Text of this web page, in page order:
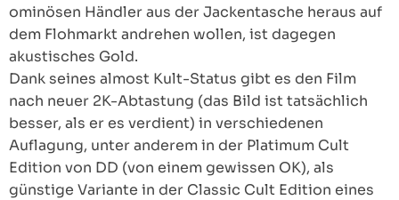
ominösen Händler aus der Jackentasche heraus auf
dem Flohmarkt andrehen wollen, ist dagegen
akustisches Gold.
Dank seines almost Kult-Status gibt es den Film
nach neuer 2K-Abtastung (das Bild ist tatsächlich
besser, als er es verdient) in verschiedenen
Auflagung, unter anderem in der Platimum Cult
Edition von DD (von einem gewissen OK), als
günstige Variante in der Classic Cult Edition eines